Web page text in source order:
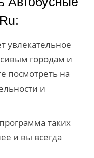
увлекательное
городам и
посмотреть на
и
таких
и вы всегда